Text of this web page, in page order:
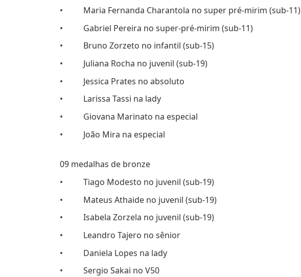
• Maria Fernanda Charantola no super pré-mirim (sub-11)
• Gabriel Pereira no super-pré-mirim (sub-11)
• Bruno Zorzeto no infantil (sub-15)
• Juliana Rocha no juvenil (sub-19)
• Jessica Prates no absoluto
• Larissa Tassi na lady
• Giovana Marinato na especial
• João Mira na especial
09 medalhas de bronze
• Tiago Modesto no juvenil (sub-19)
• Mateus Athaide no juvenil (sub-19)
• Isabela Zorzela no juvenil (sub-19)
• Leandro Tajero no sênior
• Daniela Lopes na lady
• Sergio Sakai no V50